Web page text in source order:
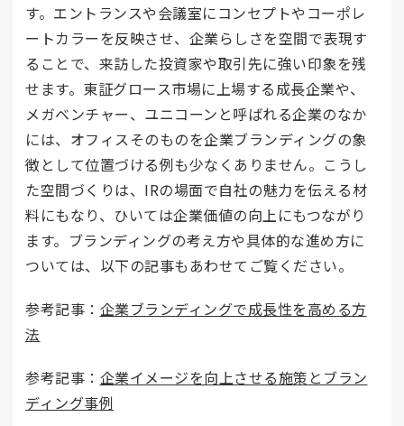
す。エントランスや会議室にコンセプトやコーポレ
ートカラーを反映させ、企業らしさを空間で表現す
ることで、来訪した投資家や取引先に強い印象を残
せます。東証グロース市場に上場する成長企業や、
メガベンチャー、ユニコーンと呼ばれる企業のなか
には、オフィスそのものを企業ブランディングの象
徴として位置づける例も少なくありません。こうし
た空間づくりは、IRの場面で自社の魅力を伝える材
料にもなり、ひいては企業価値の向上にもつながり
ます。ブランディングの考え方や具体的な進め方に
ついては、以下の記事もあわせてご覧ください。
参考記事： 企業ブランディングで成長性を高める方
法
参考記事： 企業イメージを向上させる施策とブラン
ディング事例